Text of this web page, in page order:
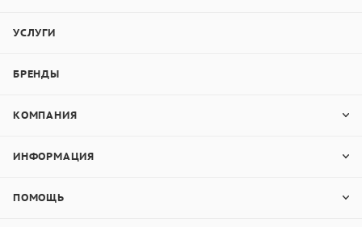
УСЛУГИ
БРЕНДЫ
КОМПАНИЯ
ИНФОРМАЦИЯ
ПОМОЩЬ